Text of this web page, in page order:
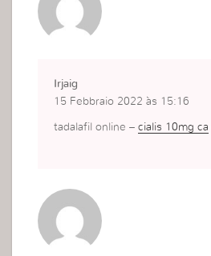
Irjaig
15 Febbraio 2022 às 15:16
tadalafil online –cialis 10mg ca